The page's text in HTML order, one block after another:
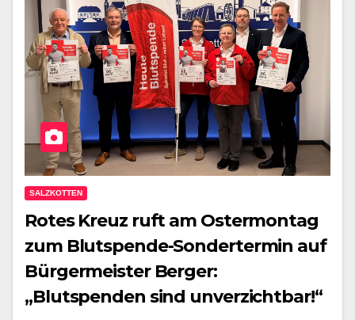
SALZKOTTEN
Rotes Kreuz ruft am Ostermontag
zum Blutspende-Sondertermin auf
Bürgermeister Berger:
„Blutspenden sind unverzichtbar!“